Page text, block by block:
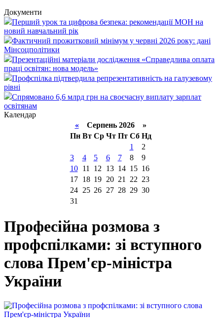
Документи
Перший урок та цифрова безпека: рекомендації МОН на
новий навчальний рік
Фактичний прожитковий мінімум у червні 2026 року: дані
Мінсоцполітики
Презентаційні матеріали дослідження «Справедлива оплата
праці освітян: нова модель»
Профспілка підтвердила репрезентативність на галузевому
рівні
Спрямовано 6,6 млрд грн на своєчасну виплату зарплат
освітянам
Календар
«Серпень 2026 »
Пн Вт Ср Чт Пт Сб Нд
1
2
3
4 5 6 7 8
9
10
11 12 13 14 15 16
17
18 19 20 21 22 23
24
25 26 27 28 29 30
31
Професійна розмова з
профспілками: зі вступного
слова Прем'єр-міністра
України